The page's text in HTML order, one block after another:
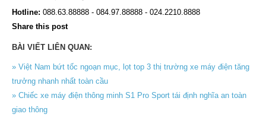
Hotline: 088.63.88888 - 084.97.88888 - 024.2210.8888
Share this post
BÀI VIẾT LIÊN QUAN:
» Việt Nam bứt tốc ngoạn mục, lọt top 3 thị trường xe máy điện tăng
trưởng nhanh nhất toàn cầu
» Chiếc xe máy điện thông minh S1 Pro Sport tái định nghĩa an toàn
giao thông